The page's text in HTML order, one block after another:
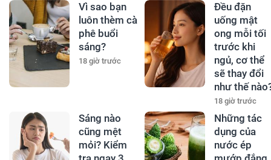
Vì sao bạn
luôn thèm cà
phê buổi
sáng?
18 giờ trước
Đều đặn
uống mật
ong mỗi tối
trước khi
ngủ, cơ thể
sẽ thay đổi
như thế
18 giờ trước
Sáng nào
cũng mệt
mỏi? Kiểm
Những tác
dụng của
nước ép